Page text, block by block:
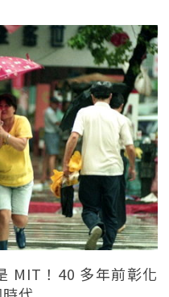
MIT！40 多年前彰化